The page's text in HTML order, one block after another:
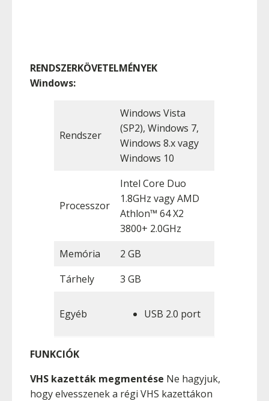
RENDSZERKÖVETELMÉNYEK
Windows:
Rendszer
Windows Vista
(SP2), Windows 7,
Windows 8.x vagy
Windows 10
Processzor
Intel Core Duo
1.8GHz vagy AMD
Athlon™ 64 X2
3800+ 2.0GHz
Memória
2 GB
Tárhely
3 GB
Egyéb USB 2.0 port
FUNKCIÓK
VHS kazetták megmentése Ne hagyjuk,
hogy elvesszenek a régi VHS kazettákon